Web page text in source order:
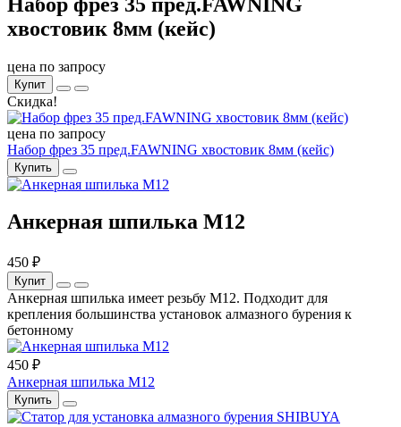
хвостовик 8мм (кейс)
цена по запросу
Купит
Скидка!
цена по запросу
Набор фрез 35 пред.FAWNING хвостовик 8мм (кейс)
Купить
Анкерная шпилька M12
450 ₽
Купит
Анкерная шпилька имеет резьбу М12. Подходит для
крепления большинства установок алмазного бурения к
бетонному
450 ₽
Анкерная шпилька M12
Купить